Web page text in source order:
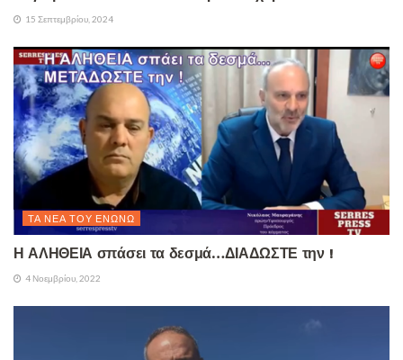
15 Σεπτεμβρίου, 2024
ΤΑ ΝΈΑ ΤΟΥ ΕΝΏΝΩ
Η ΑΛΗΘΕΙΑ σπάσει τα δεσμά…ΔΙΑΔΩΣΤΕ την !
4 Νοεμβρίου, 2022